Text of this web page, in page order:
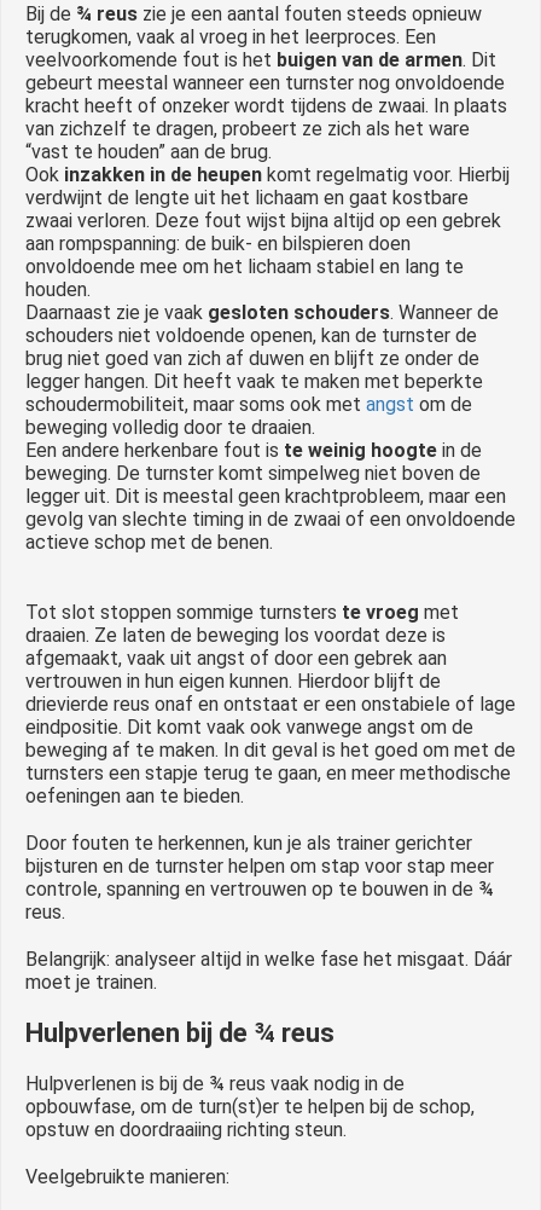
Bij de ¾ reus zie je een aantal fouten steeds opnieuw
terugkomen, vaak al vroeg in het leerproces. Een
veelvoorkomende fout is het buigen van de armen. Dit
gebeurt meestal wanneer een turnster nog onvoldoende
kracht heeft of onzeker wordt tijdens de zwaai. In plaats
van zichzelf te dragen, probeert ze zich als het ware
“vast te houden” aan de brug.
Ook inzakken in de heupen komt regelmatig voor. Hierbij
verdwijnt de lengte uit het lichaam en gaat kostbare
zwaai verloren. Deze fout wijst bijna altijd op een gebrek
aan rompspanning: de buik- en bilspieren doen
onvoldoende mee om het lichaam stabiel en lang te
houden.
Daarnaast zie je vaak gesloten schouders. Wanneer de
schouders niet voldoende openen, kan de turnster de
brug niet goed van zich af duwen en blijft ze onder de
legger hangen. Dit heeft vaak te maken met beperkte
schoudermobiliteit, maar soms ook met angst om de
beweging volledig door te draaien.
Een andere herkenbare fout is te weinig hoogte in de
beweging. De turnster komt simpelweg niet boven de
legger uit. Dit is meestal geen krachtprobleem, maar een
gevolg van slechte timing in de zwaai of een onvoldoende
actieve schop met de benen.
Tot slot stoppen sommige turnsters te vroeg met
draaien. Ze laten de beweging los voordat deze is
afgemaakt, vaak uit angst of door een gebrek aan
vertrouwen in hun eigen kunnen. Hierdoor blijft de
drievierde reus onaf en ontstaat er een onstabiele of lage
eindpositie. Dit komt vaak ook vanwege angst om de
beweging af te maken. In dit geval is het goed om met de
turnsters een stapje terug te gaan, en meer methodische
oefeningen aan te bieden.
Door fouten te herkennen, kun je als trainer gerichter
bijsturen en de turnster helpen om stap voor stap meer
controle, spanning en vertrouwen op te bouwen in de ¾
reus.
Belangrijk: analyseer altijd in welke fase het misgaat. Dáár
moet je trainen.
Hulpverlenen bij de ¾ reus
Hulpverlenen is bij de ¾ reus vaak nodig in de
opbouwfase, om de turn(st)er te helpen bij de schop,
opstuw en doordraaiing richting steun.
Veelgebruikte manieren: